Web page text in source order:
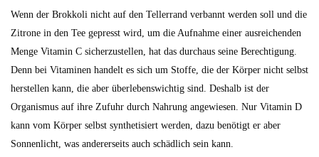
Wenn der Brokkoli nicht auf den Tellerrand verbannt werden soll und die
Zitrone in den Tee gepresst wird, um die Aufnahme einer ausreichenden
Menge Vitamin C sicherzustellen, hat das durchaus seine Berechtigung.
Denn bei Vitaminen handelt es sich um Stoffe, die der Körper nicht selbst
herstellen kann, die aber überlebenswichtig sind. Deshalb ist der
Organismus auf ihre Zufuhr durch Nahrung angewiesen. Nur Vitamin D
kann vom Körper selbst synthetisiert werden, dazu benötigt er aber
Sonnenlicht, was andererseits auch schädlich sein kann.